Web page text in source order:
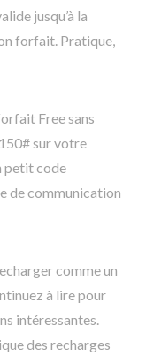
jusqu’à la
forfait. Pratique,
Free sans
sur votre
petit code
de communication
comme un
à lire pour
intéressantes.
des recharges